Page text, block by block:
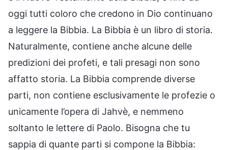
oggi tutti coloro che credono in Dio continuano
a leggere la Bibbia. La Bibbia è un libro di storia.
Naturalmente, contiene anche alcune delle
predizioni dei profeti, e tali presagi non sono
affatto storia. La Bibbia comprende diverse
parti, non contiene esclusivamente le profezie o
unicamente l’opera di Jahvè, e nemmeno
soltanto le lettere di Paolo. Bisogna che tu
sappia di quante parti si compone la Bibbia: